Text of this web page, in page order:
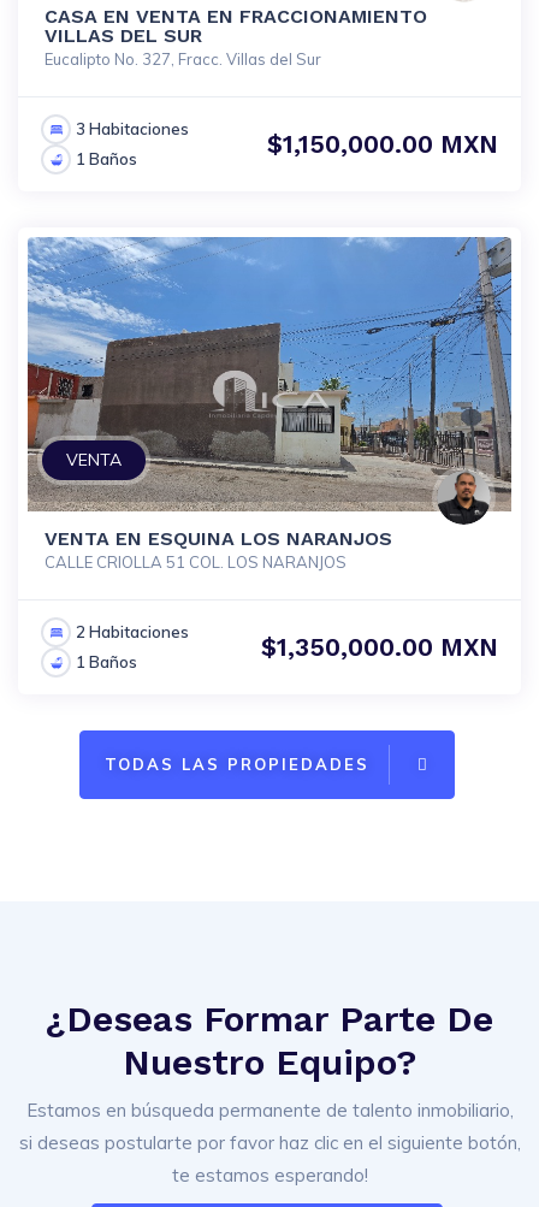
CASA EN VENTA EN FRACCIONAMIENTO
VILLAS DEL SUR
Eucalipto No. 327, Fracc. Villas del Sur
3 Habitaciones
1 Baños
$1,150,000.00 MXN
VENTA
VENTA EN ESQUINA LOS NARANJOS
CALLE CRIOLLA 51 COL. LOS NARANJOS
2 Habitaciones
1 Baños
$1,350,000.00 MXN
TODAS LAS PROPIEDADES
¿Deseas Formar Parte De
Nuestro Equipo?
Estamos en búsqueda permanente de talento inmobiliario,
si deseas postularte por favor haz clic en el siguiente botón,
te estamos esperando!